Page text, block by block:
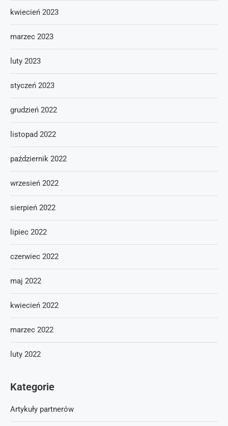
kwiecień 2023
marzec 2023
luty 2023
styczeń 2023
grudzień 2022
listopad 2022
październik 2022
wrzesień 2022
sierpień 2022
lipiec 2022
czerwiec 2022
maj 2022
kwiecień 2022
marzec 2022
luty 2022
Kategorie
Artykuły partnerów